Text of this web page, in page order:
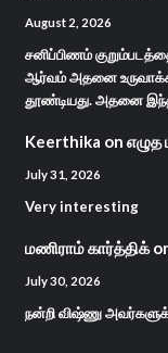
August 2, 2026
சனிப்பிணம்
ஆர்வம் அதனை
தூண்டியது. அதனை
Keerthika on
July 31, 2026
Very interesting
மணிராம் கார்த்திக்
July 30, 2026
நன்றி விஷ்ணு